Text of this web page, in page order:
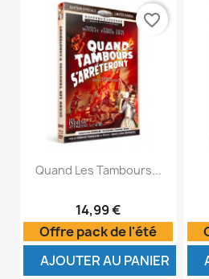
Quand Les Tambours...
14,99 €
Offre pack de l'été
AJOUTER AU PANIER
favorite_border